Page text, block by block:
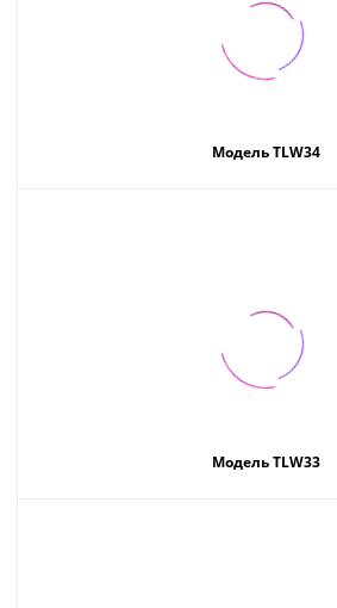
Модель TLW34
Модель TLW33